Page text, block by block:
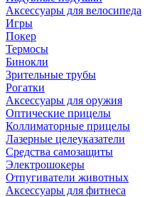
Аксессуары для велосипеда
Игры
Покер
Термосы
Бинокли
Зрительные трубы
Рогатки
Аксессуары для оружия
Оптические прицелы
Коллиматорные прицелы
Лазерные целеуказатели
Средства самозащиты
Электрошокеры
Отпугиватели животных
Аксессуары для фитнеса